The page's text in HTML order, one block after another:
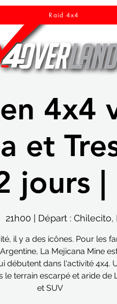
Raid 4x4
4x4
et
jours |
21h00 | Départ : Chilecito,
il y a des icônes. Pour les
La Mejicana Mine
débutent dans l'activité 4x4.
terrain escarpé et aride de
et SUV